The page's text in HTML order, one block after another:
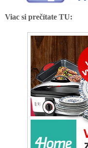
Viac si prečítate TU: